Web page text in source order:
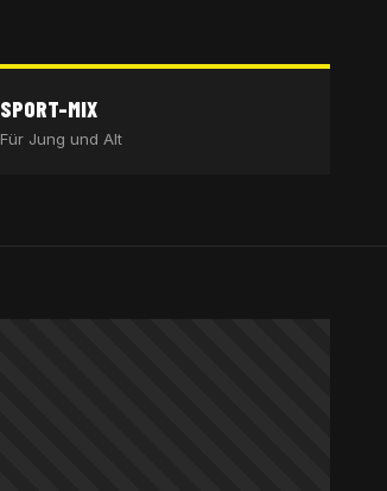
SPORT-MIX
Für Jung und Alt